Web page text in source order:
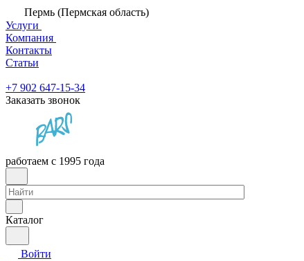
Пермь (Пермская область)
Услуги
Компания
Контакты
Статьи
+7 902 647-15-34
Заказать звонок
работаем с 1995 года
Каталог
Войти